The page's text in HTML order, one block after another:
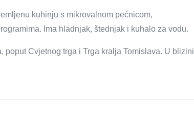
kuhinju s mikrovalnom pećnicom,
Ima hladnjak, štednjak i kuhalo za vodu.
Cvjetnog trga i Trga kralja Tomislava. U blizini